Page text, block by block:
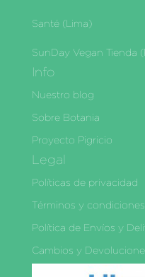
Santé (Lima)
SunDay Vegan Tienda
Info
Nuestro blog
Sobre Botania
Proyecto Pigricio
Legal
Políticas de privacidad
Términos y condiciones
Política de Envíos y
Cambios y